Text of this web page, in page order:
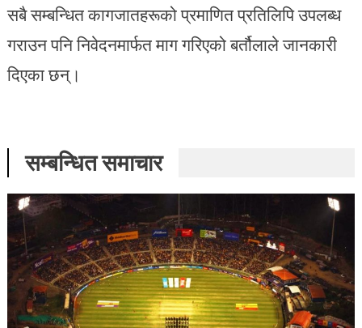
सबै सम्बन्धित कागजातहरूको प्रमाणित प्रतिलिपि उपलब्ध
गराउन पनि निवेदनमार्फत माग गरिएको बर्तौलाले जानकारी
दिएका छन्।
सम्बन्धित समाचार